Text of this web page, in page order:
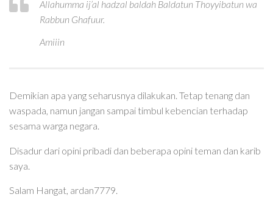
Allahumma ij’al hadzal baldah Baldatun Thoyyibatun wa
Rabbun Ghafuur.
Amiiin
Demikian apa yang seharusnya dilakukan. Tetap tenang dan
waspada, namun jangan sampai timbul kebencian terhadap
sesama warga negara.
Disadur dari opini pribadi dan beberapa opini teman dan karib
saya.
Salam Hangat, ardan7779.